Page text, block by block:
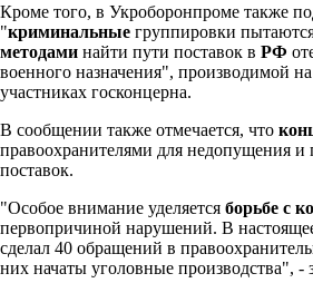
Кроме того, в Укроборонпроме также
"криминальные группировки
методами найти пути поставок в РФ
военного назначения", производимой
участниках госконцерна.
В сообщении также отмечается, что
правоохранителями для недопущения и
поставок.
"Особое внимание уделяется борьбе с
первопричиной нарушений. В
сделал 40 обращений в
них начаты уголовные производства", -